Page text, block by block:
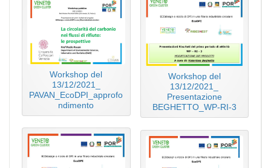
Workshop del
13/12/2021_
PAVAN_EcoDPI_approfo
ndimento
Workshop del
13/12/2021_
Presentazione
BEGHETTO_WP-RI-3